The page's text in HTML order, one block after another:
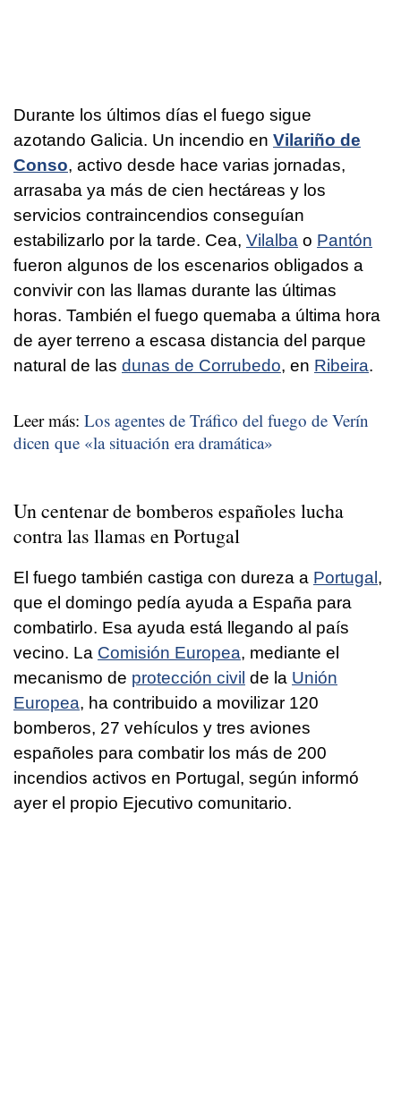
Durante los últimos días el fuego sigue
azotando Galicia. Un incendio en Vilariño de
Conso, activo desde hace varias jornadas,
arrasaba ya más de cien hectáreas y los
servicios contraincendios conseguían
estabilizarlo por la tarde. Cea, Vilalba o Pantón
fueron algunos de los escenarios obligados a
convivir con las llamas durante las últimas
horas. También el fuego quemaba a última hora
de ayer terreno a escasa distancia del parque
natural de las dunas de Corrubedo, en Ribeira.
Leer más: Los agentes de Tráfico del fuego de Verín
dicen que «la situación era dramática»
Un centenar de bomberos españoles lucha
contra las llamas enPortugal
El fuego también castiga con dureza a Portugal,
que el domingo pedía ayuda a España para
combatirlo. Esa ayuda está llegando al país
vecino. La Comisión Europea, mediante el
mecanismo de protección civil de la Unión
Europea, ha contribuido a movilizar 120
bomberos, 27 vehículos y tres aviones
españoles para combatir los más de 200
incendios activos en Portugal, según informó
ayer el propio Ejecutivo comunitario.